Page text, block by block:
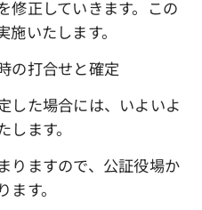
修正していきます。この
いたします。
の打合せと確定
た場合には、いよいよ
ます。
ますので、公証役場か
す。